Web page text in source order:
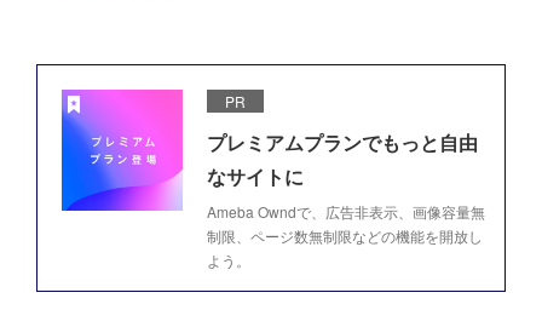
PR
プレミアムプランでもっと自由
なサイトに
Ameba Owndで、広告非表示、画像容量無
制限、ページ数無制限などの機能を開放し
よう。